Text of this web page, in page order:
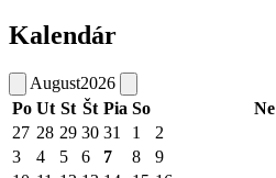
Kalendár
August2026
Po Ut St Št Pia So
Ne
27 28 29 30 31 1
2
3
4 5 6 7 8
9